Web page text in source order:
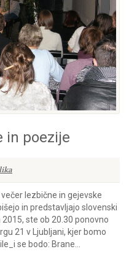
in poezije
lezbične in gejevske
in predstavljajo slovenski
ste ob 20.30 ponovno
21 v Ljubljani, kjer bomo
se bodo: Brane...